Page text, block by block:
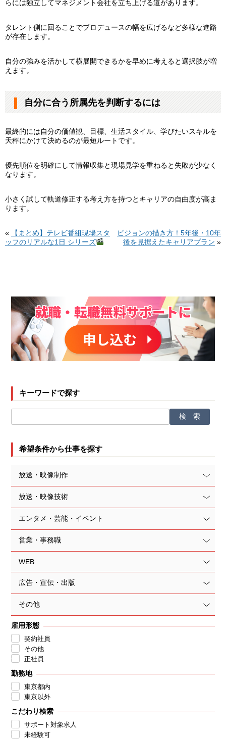
らには独立してマネジメント会社を立ち上げる道があります。
タレント側に回ることでプロデュースの幅を広げるなど多様な進路
が存在します。
自分の強みを活かして横展開できるかを早めに考えると選択肢が増
えます。
自分に合う所属先を判断するには
最終的には自分の価値観、目標、生活スタイル、学びたいスキルを
天秤にかけて決めるのが最短ルートです。
優先順位を明確にして情報収集と現場見学を重ねると失敗が少なく
なります。
小さく試して軌道修正する考え方を持つとキャリアの自由度が高ま
ります。
«
【まとめ】テレビ番組現場スタ
ッフのリアルな1日 シリーズ
ビジョンの描き方！5年後・10年
後を見据えたキャリアプラン »
キーワードで探す
希望条件から仕事を探す
放送・映像制作
放送・映像技術
エンタメ・芸能・イベント
営業・事務職
WEB
広告・宣伝・出版
その他
雇用形態
契約社員
その他
正社員
勤務地
東京都内
東京以外
こだわり検索
サポート対象求人
未経験可